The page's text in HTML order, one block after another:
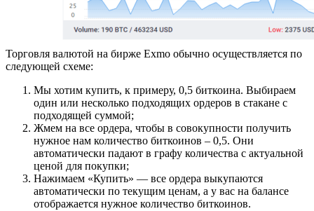
Торговля валютой на бирже Exmo обычно осуществляется по
следующей схеме:
Мы хотим купить, к примеру, 0,5 биткоина. Выбираем
один или несколько подходящих ордеров в стакане с
подходящей суммой;
Жмем на все ордера, чтобы в совокупности получить
нужное нам количество биткоинов – 0,5. Они
автоматически падают в графу количества с актуальной
ценой для покупки;
Нажимаем «Купить» — все ордера выкупаются
автоматически по текущим ценам, а у вас на балансе
отображается нужное количество биткоинов.